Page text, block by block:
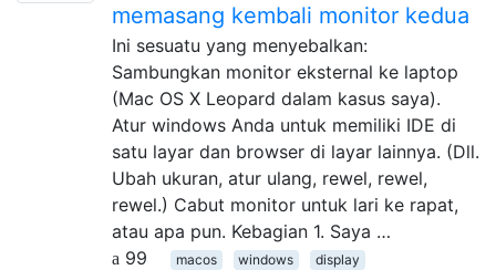
memasang kembali monitor kedua
Ini sesuatu yang menyebalkan:
Sambungkan monitor eksternal ke laptop
(Mac OS X Leopard dalam kasus saya).
Atur windows Anda untuk memiliki IDE di
satu layar dan browser di layar lainnya. (Dll.
Ubah ukuran, atur ulang, rewel, rewel,
rewel.) Cabut monitor untuk lari ke rapat,
atau apa pun. Kebagian 1. Saya …
99
macos windows
display